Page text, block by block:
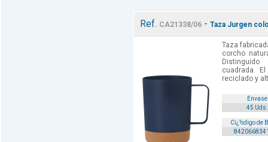
Ref. CA21338/06- Taza Jurgen
Taza
corcho
cuadrada.
reciclado y
Envase
45 Uds.
Cï¿½digo de